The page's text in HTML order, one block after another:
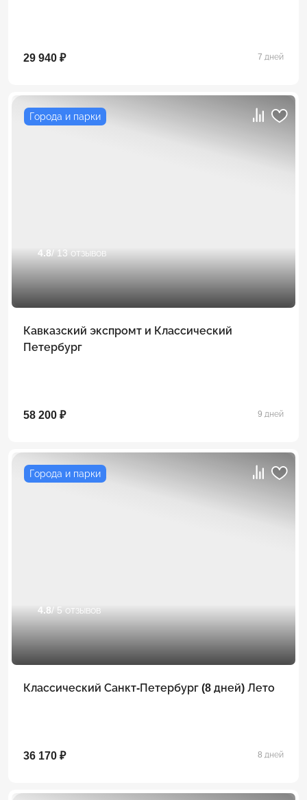
29 940 ₽ 7 дней
Города и парки
4.8/ 13 отзывов
Кавказский экспромт и Классический
Петербург
58 200 ₽ 9 дней
Города и парки
4.8/ 5 отзывов
Классический Санкт-Петербург (8 дней) Лето
36 170 ₽ 8 дней